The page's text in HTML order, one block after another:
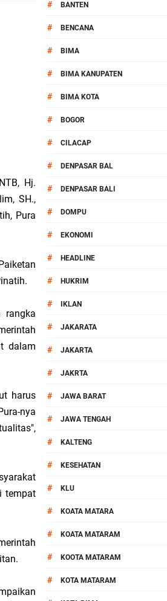
Hj.
SH.,
Pura
rangka
dalam
harus
nya
tempat
# BANTEN
# BENCANA
# BIMA
# BIMA KANUPATEN
# BIMA KOTA
# BOGOR
# CILACAP
# DENPASAR BAL
# DENPASAR BALI
# DOMPU
# EKONOMI
# HEADLINE
# HUKRIM
# IKLAN
# JAKARATA
# JAKARTA
# JAKRTA
# JAWA BARAT
# JAWA TENGAH
# KALTENG
# KESEHATAN
# KLU
# KOATA MATARA
# KOATA MATARAM
# KOOTA MATARAM
# KOTA MATARAM